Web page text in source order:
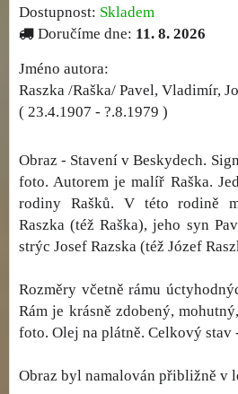
Dostupnost: Skladem
Doručíme dne: 11. 8. 2026
Jméno autora:
Raszka /Raška/ Pavel, Vladimír,
( 23.4.1907 - ?.8.1979 )
Obraz - Stavení v Beskydech.
foto. Autorem je malíř Raška.
rodiny Rašků. V této rodině
Raszka (též Raška), jeho syn
strýc Josef Razska (též Józef
Rozměry včetně rámu
Rám je krásně zdobený,
foto. Olej na plátně. Celkový stav
Obraz byl namalován přibližně v